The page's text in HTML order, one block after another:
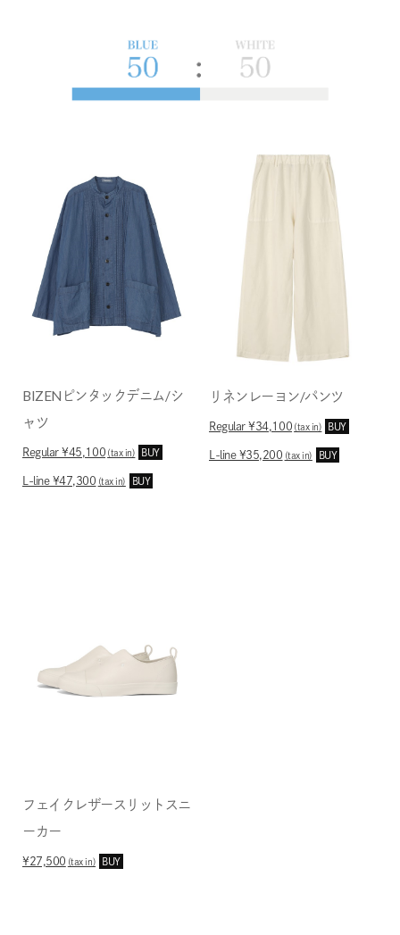
BIZENピンタックデニム/シ
ャツ
Regular ¥45,100 (tax in) BUY
L-line ¥47,300 (tax in) BUY
リネンレーヨン/パンツ
Regular ¥34,100 (tax in) BUY
L-line ¥35,200 (tax in) BUY
フェイクレザースリットスニ
ーカー
¥27,500 (tax in) BUY